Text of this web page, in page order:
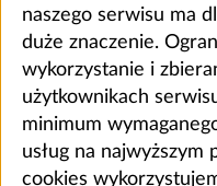
naszego serwisu ma
duże znaczenie.
wykorzystanie i
użytkownikach
minimum
usług na najwyższym
cookies